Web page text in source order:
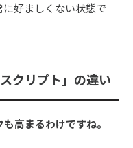
好ましくない状態で
クリプト」の違い
高まるわけですね。